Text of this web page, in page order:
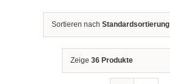
Sortieren nach Standardsortierung
Zeige 36 Produkte